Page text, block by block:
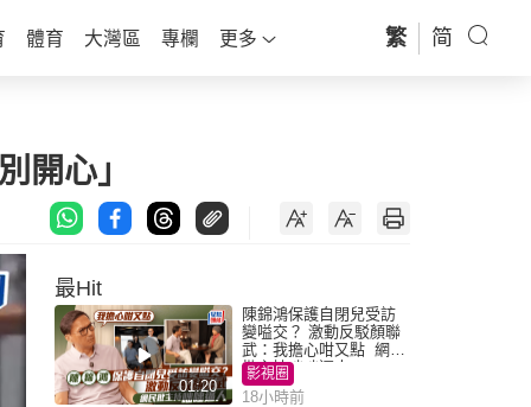
體育 大灣區 專欄 更多 繁 简
開心」
最Hit
01:20
陳錦鴻保護自閉兒受訪
變嗌交？ 激動反駁顏聯
武：我擔心咁又點 網民
批主持咄咄逼人
影視圈
18小時前